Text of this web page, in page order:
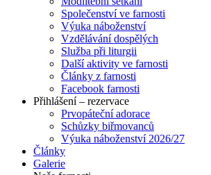
Společenství ve farnosti
Výuka náboženství
Vzdělávání dospělých
Služba při liturgii
Další aktivity ve farnosti
Články z farnosti
Facebook farnosti
Přihlášení – rezervace
Prvopáteční adorace
Schůzky biřmovanců
Výuka náboženství 2026/27
Články
Galerie